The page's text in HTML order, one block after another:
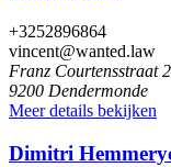
+3252896864
vincent@wanted.law
Franz Courtensstraat
9200 Dendermonde
Meer details bekijken
Dimitri